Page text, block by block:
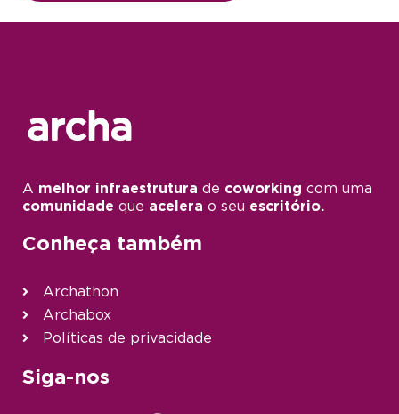
A melhor infraestrutura de coworking com uma
comunidade que acelera o seu escritório.
Conheça também
Archathon
Archabox
Políticas de privacidade
Siga-nos